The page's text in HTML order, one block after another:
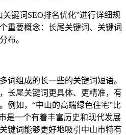
键词SEO排名优化”进行详细规
重要概念：长尾关键词、关键词
布。
词组成的长一些的关键词短语。
长尾关键词更具体、更精准，有
例如，“中山的高端绿色住宅”比
是一个有着丰富历史和现代发展
键词能够更好地吸引中山市特有